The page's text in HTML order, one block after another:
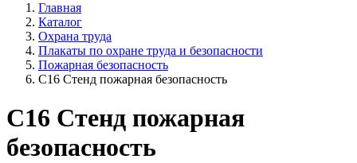
Главная
Каталог
Охрана труда
Плакаты по охране труда и безопасности
Пожарная безопасность
С16 Стенд пожарная безопасность
С16 Стенд пожарная
безопасность